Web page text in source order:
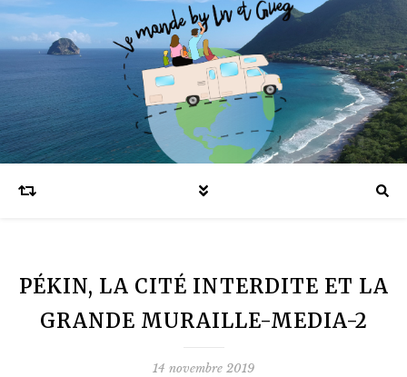
Blog voyages en famille et expatriation
PÉKIN, LA CITÉ INTERDITE ET LA
GRANDE MURAILLE-MEDIA-2
14 novembre 2019